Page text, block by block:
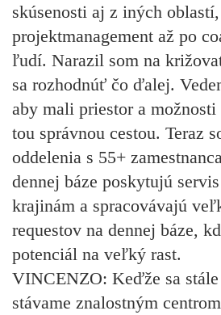
skúsenosti aj z iných
projektmanagement až po
ľudí. Narazil som na
sa rozhodnúť čo ďalej.
aby mali priestor a
tou správnou cestou. Teraz
oddelenia s 55+
dennej báze poskytujú
krajinám a spracovávajú
requestov na dennej báze,
potenciál na veľký rast.
VINCENZO: Keďže sa
stávame znalostným